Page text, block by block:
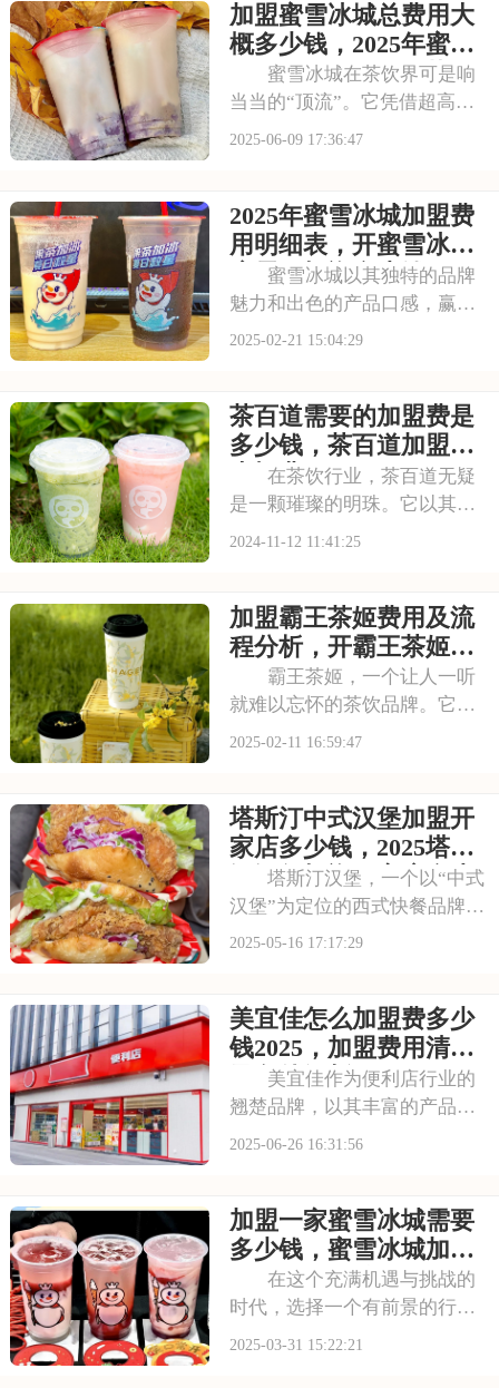
众欢迎的品牌，加盟起来会不
会很贵呢？下面就来看看开一
家古茗奶茶店加盟费
加盟蜜雪冰城总费用大
概多少钱，2025年蜜雪
冰城加盟条件与优势
蜜雪冰城在茶饮界可是响
当当的“顶流”。它凭借超高性
价比吸引了一大批年轻群体，
优势。下面就给你揭晓加盟蜜
雪冰城的关键信息，包括加盟
蜜雪冰城总费用大
2025-06-09 17:36:47
2025年蜜雪冰城加盟费
用明细表，开蜜雪冰城
店需要投资多少钱
蜜雪冰城以其独特的品牌
魅力和出色的产品口感，赢得
了无数消费者的青睐。加盟蜜
接享受品牌带来的优势和支
持，让创业之路更加顺畅。本
文将为你揭秘2025
2025-02-21 15:04:29
茶百道需要的加盟费是
多少钱，茶百道加盟的
大概费用
在茶饮行业，茶百道无疑
是一颗璀璨的明珠。它以其独
特的品牌定位、丰富的产品线
味着你将拥有一个备受市场认
可的优质品牌。在这里，你将
享受到从产品研发到
2024-11-12 11:41:25
加盟霸王茶姬费用及流
程分析，开霸王茶姬要
多少加盟费
霸王茶姬，一个让人一听
就难以忘怀的茶饮品牌。它的
产品不仅口感醇厚、香气扑
化的魅力。如果你也想要创
业，却不知道该选择哪个项
目，那么霸王茶姬的加盟项
2025-02-11 16:59:47
塔斯汀中式汉堡加盟开
家店多少钱，2025塔斯
汀汉堡投资一家店多少
钱
塔斯汀汉堡，一个以“中式
汉堡”为定位的西式快餐品牌，
凭借其独特的产品和营销策略
汀无疑是一个充满机遇的选
择。那么，加盟塔斯汀需要准
备多少资金？又有
2025-05-16 17:17:29
美宜佳怎么加盟费多少
钱2025，加盟费用清单
及条件解析
美宜佳作为便利店行业的
翘楚品牌，以其丰富的产品
线、高效的供应链管理和良好
的话，下面请看美宜佳怎么加
盟费多少钱2025，加盟费用清
单及条件解析的详
2025-06-26 16:31:56
加盟一家蜜雪冰城需要
多少钱，蜜雪冰城加盟
需要什么要求
在这个充满机遇与挑战的
时代，选择一个有前景的行业
和有影响力的品牌加盟是成功
2025-03-31 15:22:21